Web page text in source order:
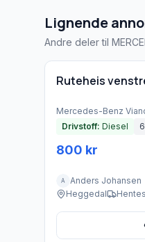
Lignende
Andre deler til
Ruteheis
Mercedes-Benz
Drivstoff: Diesel
800 kr
A
Anders Johansen
Heggedal